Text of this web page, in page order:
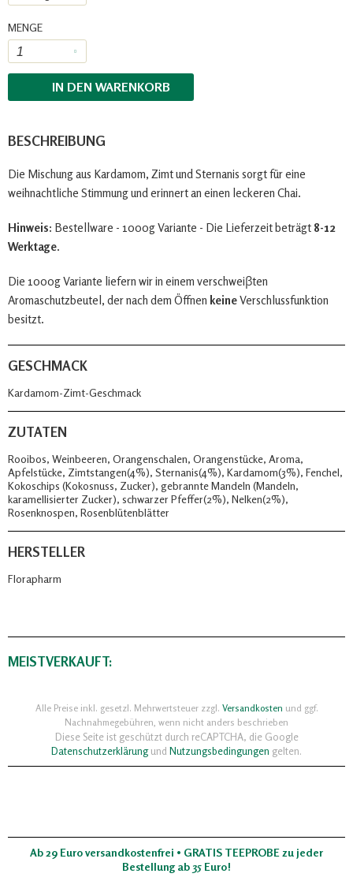
MENGE
IN DEN WARENKORB
BESCHREIBUNG
Die Mischung aus Kardamom, Zimt und Sternanis sorgt für eine
weihnachtliche Stimmung und erinnert an einen leckeren Chai.
Hinweis: Bestellware - 1000g Variante - Die Lieferzeit beträgt 8-12
Werktage.
Die 1000g Variante liefern wir in einem verschweiβten
Aromaschutzbeutel, der nach dem Öffnen keineVerschlussfunktion
besitzt.
GESCHMACK
Kardamom-Zimt-Geschmack
ZUTATEN
Rooibos, Weinbeeren, Orangenschalen, Orangenstücke, Aroma,
Apfelstücke, Zimtstangen(4%), Sternanis(4%), Kardamom(3%), Fenchel,
Kokoschips (Kokosnuss, Zucker), gebrannte Mandeln (Mandeln,
karamellisierter Zucker), schwarzer Pfeffer(2%), Nelken(2%),
Rosenknospen, Rosenblütenblätter
HERSTELLER
Florapharm
MEISTVERKAUFT:
Alle Preise inkl. gesetzl. Mehrwertsteuer zzgl. Versandkosten und ggf.
Nachnahmegebühren, wenn nicht anders beschrieben
Diese Seite ist geschützt durch reCAPTCHA, die Google
Datenschutzerklärungund Nutzungsbedingungen gelten.
Ab 29 Euro versandkostenfrei • GRATIS TEEPROBE zu jeder
Bestellung ab 35 Euro!